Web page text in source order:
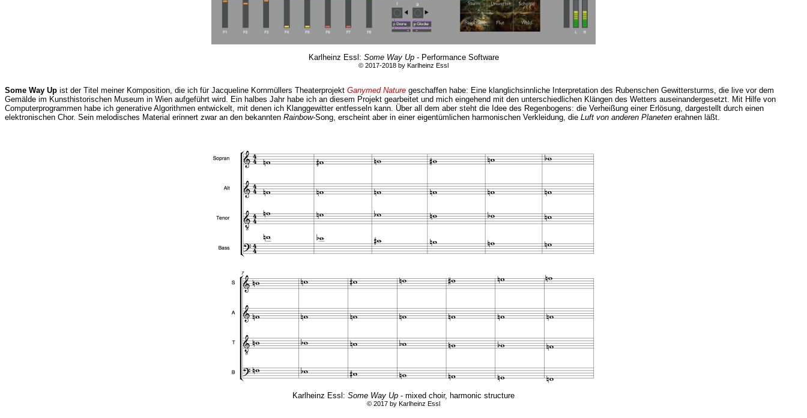
Karlheinz Essl: Some Way Up- Performance Software
© 2017-2018 by Karlheinz Essl
Some Way Up ist der Titel meiner Komposition, die ich für Jacqueline Kornmüllers Theaterprojekt Ganymed Nature geschaffen habe: Eine klanglichsinnliche Interpretation des Rubenschen Gewittersturms, die live vor dem
Gemälde im Kunsthistorischen Museum in Wien aufgeführt wird. Ein halbes Jahr habe ich an diesem Projekt gearbeitet und mich eingehend mit den unterschiedlichen Klängen des Wetters auseinandergesetzt. Mit Hilfe von
Computerprogrammen habe ich generative Algorithmen entwickelt, mit denen ich Klanggewitter entfesseln kann. Über all dem aber steht die Idee des Regenbogens: die Verheißung einer Erlösung, dargestellt durch einen
elektronischen Chor. Sein melodisches Material erinnert zwar an den bekannten Rainbow-Song, erscheint aber in einer eigentümlichen harmonischen Verkleidung, die Luft von anderen Planeten erahnen läßt.
Karlheinz Essl: Some Way Up - mixed choir, harmonic structure
© 2017 by Karlheinz Essl